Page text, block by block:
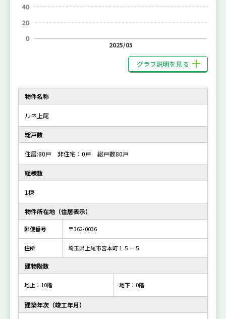
2025/05
グラフ説明を見る
物件名称
ルネ上尾
総戸数
住居:80戸 非住宅：0戸 総戸数80戸
総棟数
1棟
物件所在地（住居表示）
郵便番号 〒362-0036
住所 埼玉県上尾市宮本町１５－５
建物階数
地上 ：10階 地下：0階
建築年次（竣工年月）